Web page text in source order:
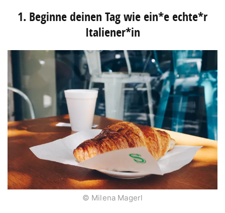
1. Beginne deinen Tag wie ein*e echte*r
Italiener*in
© Milena Magerl